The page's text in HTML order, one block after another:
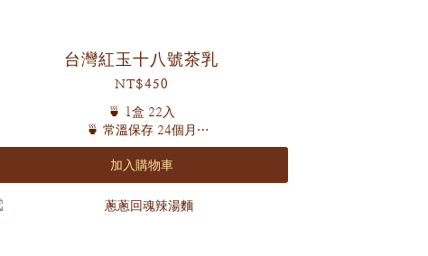
台灣紅玉十八號茶乳
NT$450
🍵 1盒 22入
🍵 常溫保存 24個月
茶香濃郁細緻 散發天然蜜香
厚實微甜 獲得「台灣香」的美譽🍃
加入購物車